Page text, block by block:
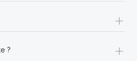
+
? +